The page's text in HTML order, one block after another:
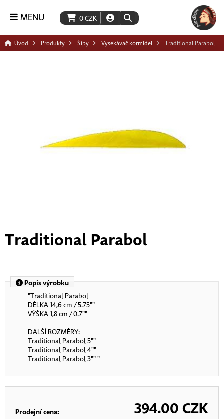
0CZK
MENU
Úvod Produkty Šípy Vysekávač kormidel Traditional Parabol
Traditional Parabol
Popis výrobku
"Traditional Parabol
DÉLKA 14,6 cm / 5.75""
VÝŠKA 1,8 cm / 0.7""
DALŠÍ ROZMĚRY:
Traditional Parabol 5""
Traditional Parabol 4""
Traditional Parabol 3"" "
Prodejní cena: 394.00 CZK